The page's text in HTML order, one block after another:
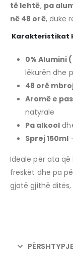
të lehtë, pa
në 48 orë, duke
Karakteristikat
0% Alumini
lëkurën dhe
48 orë
Aromë e
natyrale
Pa alkool
Sprej 150ml
Ideale për ata që
freskët dhe pa
gjatë gjithë ditës,